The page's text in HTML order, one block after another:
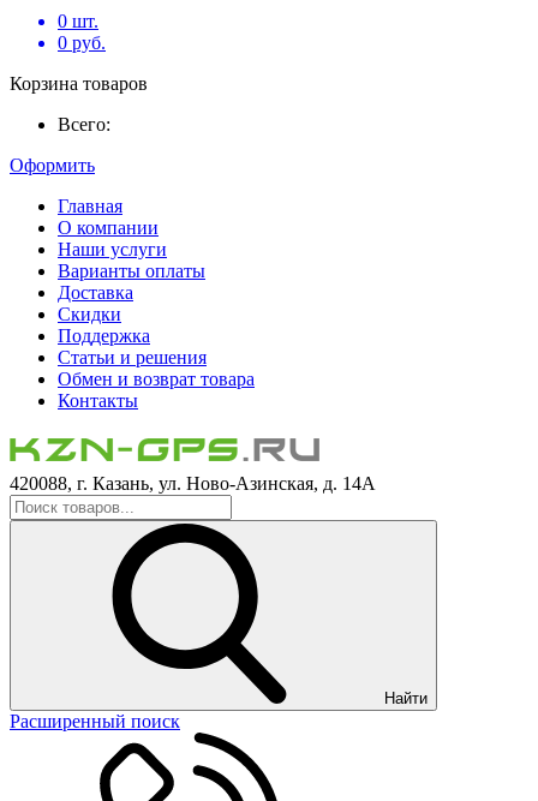
0 шт.
0 руб.
Корзина товаров
Всего:
Оформить
Главная
О компании
Наши услуги
Варианты оплаты
Доставка
Скидки
Поддержка
Статьи и решения
Обмен и возврат товара
Контакты
420088, г. Казань, ул. Ново-Азинская, д. 14А
Найти
Расширенный поиск